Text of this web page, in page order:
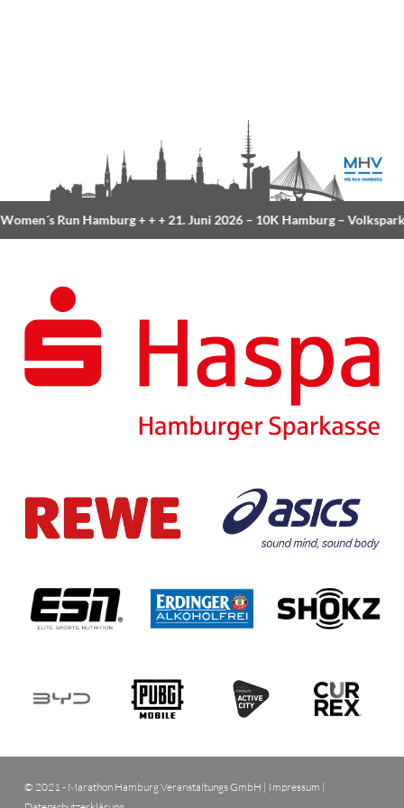
Run Hamburg+ + +21. Juni 2026 –10K Hamburg– Volkspark
© 2021 - Marathon Hamburg Veranstaltungs GmbH | Impressum |